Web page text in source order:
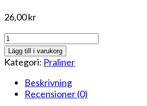
26,00kr
Champagnepralin
mängd
Lägg till i varukorg
Kategori: Praliner
Beskrivning
Recensioner (0)